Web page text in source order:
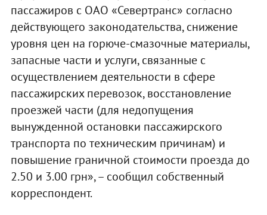
пассажиров с ОАО «Севертранс» согласно
действующего законодательства, снижение
уровня цен на горюче-смазочные материалы,
запасные части и услуги, связанные с
осуществлением деятельности в сфере
пассажирских перевозок, восстановление
проезжей части (для недопущения
вынужденной остановки пассажирского
транспорта по техническим причинам) и
повышение граничной стоимости проезда до
2.50 и 3.00 грн», – сообщил собственный
корреспондент.